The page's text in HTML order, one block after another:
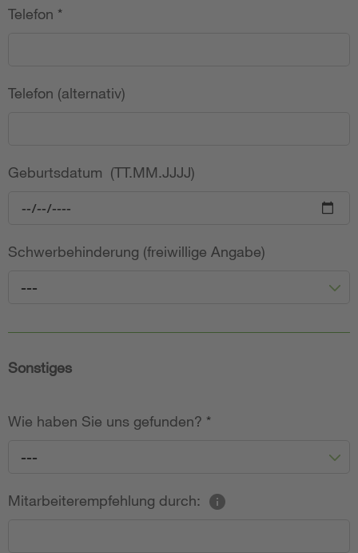
Telefon *
Telefon (alternativ)
Geburtsdatum (TT.MM.JJJJ)
Schwerbehinderung (freiwillige Angabe)
---
Sonstiges
Wie haben Sie uns gefunden? *
---
Mitarbeiterempfehlung durch: